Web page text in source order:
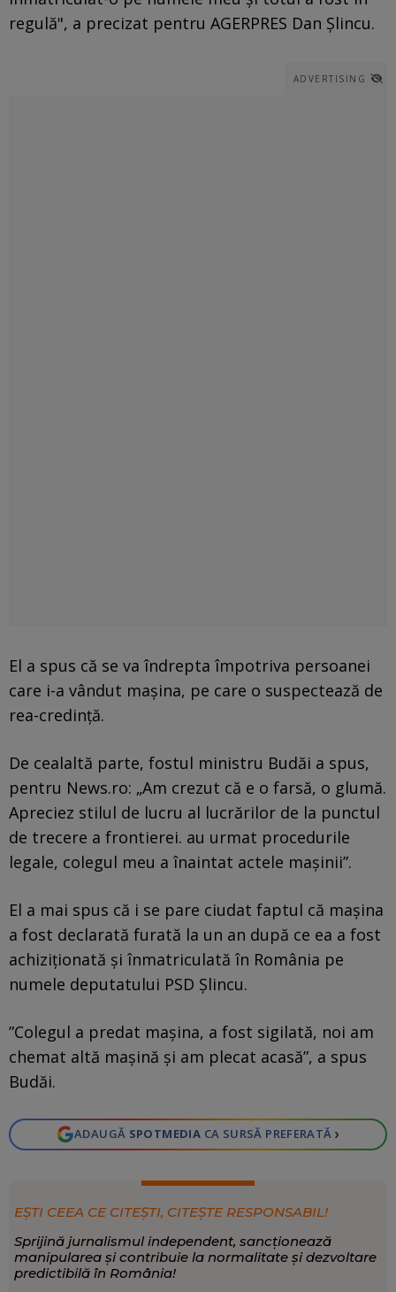
regulă", a precizat pentru AGERPRES Dan Şlincu.
ADVERTISING
El a spus că se va îndrepta împotriva persoanei
care i-a vândut maşina, pe care o suspectează de
rea-credinţă.
De cealaltă parte, fostul ministru Budăi a spus,
pentru News.ro: „Am crezut că e o farsă, o glumă.
Apreciez stilul de lucru al lucrărilor de la punctul
de trecere a frontierei. au urmat procedurile
legale, colegul meu a înaintat actele maşinii”.
El a mai spus că i se pare ciudat faptul că maşina
a fost declarată furată la un an după ce ea a fost
achiziţionată şi înmatriculată în România pe
numele deputatului PSD Şlincu.
”Colegul a predat maşina, a fost sigilată, noi am
chemat altă maşină şi am plecat acasă”, a spus
Budăi.
ADAUGĂ SPOTMEDIA CA SURSĂ PREFERATĂ ›
EȘTI CEEA CE CITEȘTI, CITEȘTE RESPONSABIL!
Sprijină jurnalismul independent, sancționează
manipularea și contribuie la normalitate și dezvoltare
predictibilă în România!